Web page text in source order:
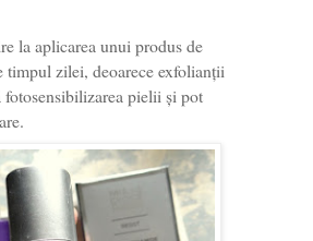
la aplicarea unui produs de
timpul zilei, deoarece exfolianții
pielii și pot